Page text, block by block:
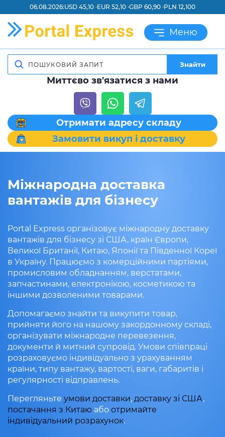
06.08.2026:USD 45,10 ·EUR 52,10 ·GBP 60,90 ·PLN 12,100
Меню
Знайти
Миттєво зв'язатися з нами
Отримати адресу складу
Замовити викуп і доставку
Міжнародна доставка
вантажів для бізнесу
Portal Express організовує міжнародну доставку
вантажів для бізнесу зі США, країн Європи,
Великої Британії, Китаю, Японії та Південної Кореї
в Україну. Працюємо з комерційними партіями,
промисловим обладнанням, верстатами,
запчастинами, електронікою, косметикою та
іншими дозволеними товарами.
Допомагаємо знайти та викупити товар,
прийняти його на нашому закордонному складі,
організувати міжнародне перевезення,
документи й митний супровід. Умови співпраці
розраховуємо індивідуально з урахуванням
країни, типу вантажу, вартості, ваги, габаритів і
регулярності відправлень.
Перегляньте умови доставки, доставку зі США,
постачання з Китаю або отримайте
індивідуальний розрахунок.